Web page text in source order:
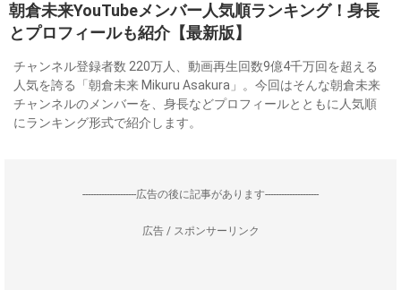
朝倉未来YouTubeメンバー人気順ランキング！身長
とプロフィールも紹介【最新版】
チャンネル登録者数 220万人、動画再生回数9億4千万回を超える
人気を誇る「朝倉未来 Mikuru Asakura」。今回はそんな朝倉未来
チャンネルのメンバーを、身長などプロフィールとともに人気順
にランキング形式で紹介します。
--------------------広告の後に記事があります--------------------
広告 / スポンサーリンク